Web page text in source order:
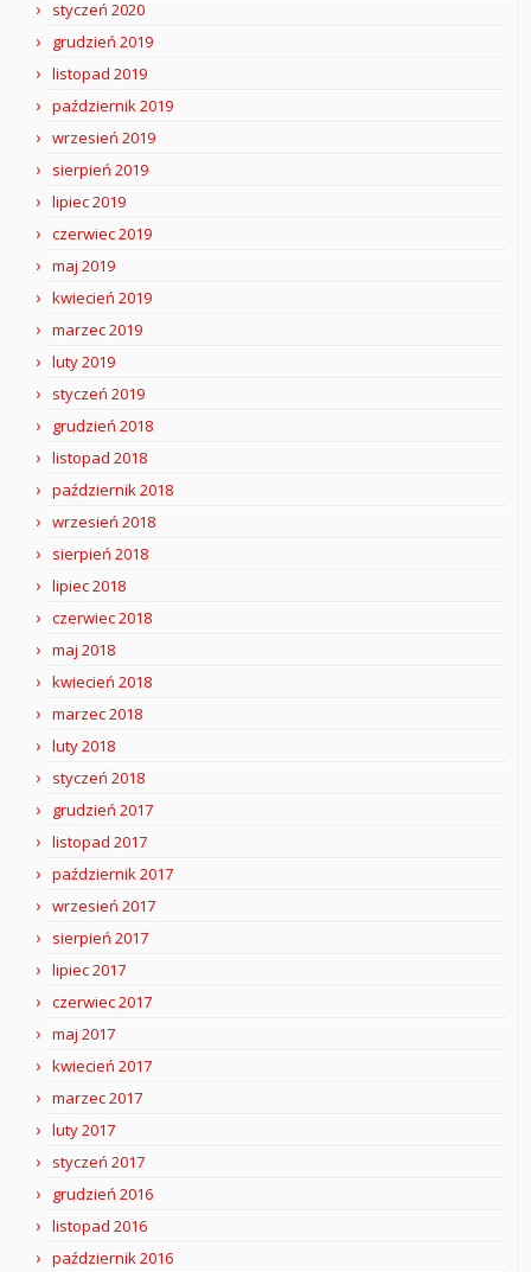
styczeń 2020
grudzień 2019
listopad 2019
październik 2019
wrzesień 2019
sierpień 2019
lipiec 2019
czerwiec 2019
maj 2019
kwiecień 2019
marzec 2019
luty 2019
styczeń 2019
grudzień 2018
listopad 2018
październik 2018
wrzesień 2018
sierpień 2018
lipiec 2018
czerwiec 2018
maj 2018
kwiecień 2018
marzec 2018
luty 2018
styczeń 2018
grudzień 2017
listopad 2017
październik 2017
wrzesień 2017
sierpień 2017
lipiec 2017
czerwiec 2017
maj 2017
kwiecień 2017
marzec 2017
luty 2017
styczeń 2017
grudzień 2016
listopad 2016
październik 2016